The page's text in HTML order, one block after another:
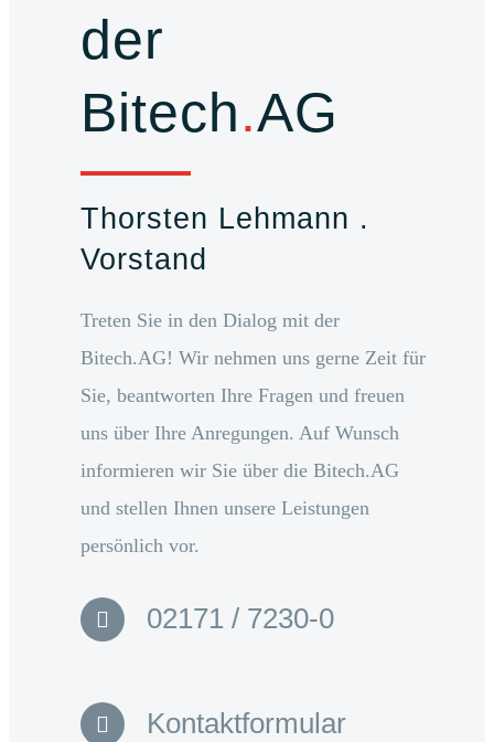
der
Bitech.AG
Thorsten Lehmann .
Vorstand
Treten Sie in den Dialog mit der
Bitech.AG! Wir nehmen uns gerne Zeit für
Sie, beantworten Ihre Fragen und freuen
uns über Ihre Anregungen. Auf Wunsch
informieren wir Sie über die Bitech.AG
und stellen Ihnen unsere Leistungen
persönlich vor.
02171 / 7230-0
Kontaktformular